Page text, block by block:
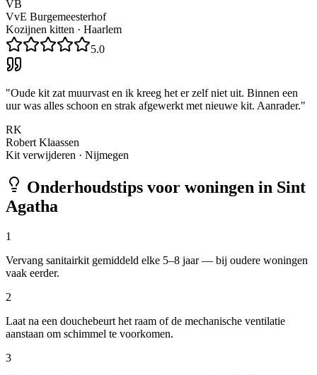
VB
VvE Burgemeesterhof
Kozijnen kitten · Haarlem
5.0
"Oude kit zat muurvast en ik kreeg het er zelf niet uit. Binnen een
uur was alles schoon en strak afgewerkt met nieuwe kit. Aanrader."
RK
Robert Klaassen
Kit verwijderen · Nijmegen
Onderhoudstips voor woningen in Sint
Agatha
1
Vervang sanitairkit gemiddeld elke 5–8 jaar — bij oudere woningen
vaak eerder.
2
Laat na een douchebeurt het raam of de mechanische ventilatie
aanstaan om schimmel te voorkomen.
3